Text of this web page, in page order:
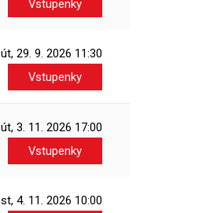
Vstupenky
út, 29. 9. 2026 11:30
Vstupenky
út, 3. 11. 2026 17:00
Vstupenky
st, 4. 11. 2026 10:00